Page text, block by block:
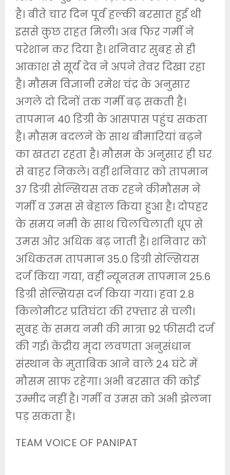
है। बीते चार दिन पूर्व हल्की बरसात हुई थी
इससे कुछ राहत मिली। अब फिर गर्मी ने
परेशान कर दिया है। शनिवार सुबह से ही
आकाश से सूर्य देव ने अपने तेवर दिखा रहा
है। मौसम विज्ञानी रमेश चंद्र के अनुसार
अगले दो दिनों तक गर्मी बढ़ सकती है।
तापमान 40 डिग्री के आसपास पहुंच सकता
है। मौसम बदलने के साथ बीमारियां बढ़ने
का खतरा रहता है। मौसम के अनुसार ही घर
से बाहर निकले। वहीं शनिवार को तापमान
37 डिग्री सेल्सियस तक रहने कीमौसम ने
गर्मी व उमस से बेहाल किया हुआ है। दोपहर
के समय नमी के साथ चिलचिलाती धूप से
उमस ओर अधिक बढ़ जाती है। शनिवार को
अधिकतम तापमान 35.0 डिग्री सेल्सियस
दर्ज किया गया, वहीं न्यूनतम तापमान 25.6
डिग्री सेल्सियस दर्ज किया गया। हवा 2.8
किलोमीटर प्रतिघंटा की रफ्तार से चली।
सुबह के समय नमी की मात्रा 92 फीसदी दर्ज
की गई। केंद्रीय मृदा लवणता अनुसंधान
संस्थान के मुताबिक आने वाले 24 घंटे में
मौसम साफ रहेगा। अभी बरसात की कोई
उम्मीद नहीं है। गर्मी व उमस को अभी झेलना
पड़ सकता है।
TEAM VOICE OF PANIPAT